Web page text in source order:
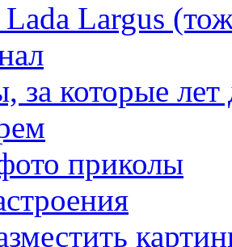
Largus
за которые
приколы